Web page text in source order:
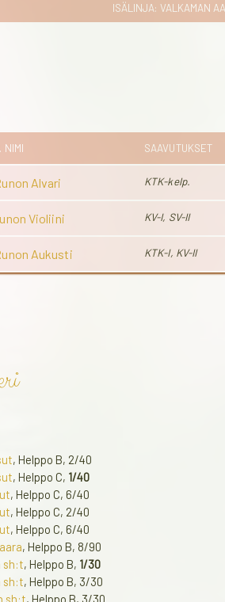
ISÄLINJA: VALKAMAN
NIMI SAAVUTUKSET
Alvari KTK-kelp.
Violiini KV-I, SV-II
Aukusti KTK-I, KV-II
, Helppo B, 2/40
, Helppo C, 1/40
, Helppo C, 6/40
, Helppo C, 2/40
, Helppo C, 6/40
, Helppo B, 8/90
sh:t, Helppo B, 1/30
sh:t, Helppo B, 3/30
sh:t, Helppo B, 3/30